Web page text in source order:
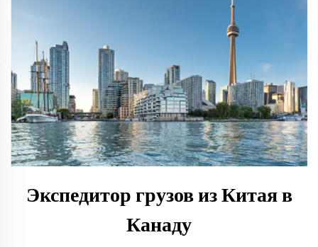
Экспедитор грузов из Китая в
Канаду